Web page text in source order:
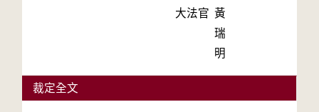
大法官 黃
瑞
明
裁定全文